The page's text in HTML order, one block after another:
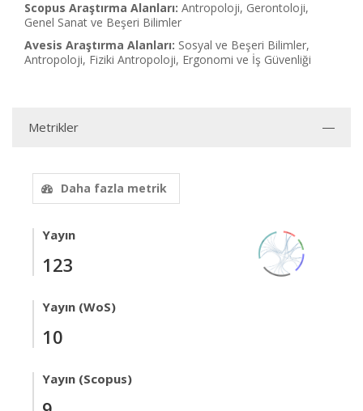
Scopus Araştırma Alanları: Antropoloji, Gerontoloji,
Genel Sanat ve Beşeri Bilimler
Avesis Araştırma Alanları: Sosyal ve Beşeri Bilimler,
Antropoloji, Fiziki Antropoloji, Ergonomi ve İş Güvenliği
Metrikler
Daha fazla metrik
Yayın
123
Yayın (WoS)
10
Yayın (Scopus)